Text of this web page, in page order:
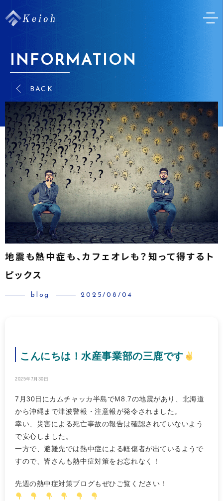
INFORMATION
BACK
地震も熱中症も、カフェオレも？知って得するト
ピックス
blog 2025/08/04
こんにちは！水産事業部の三鹿です
2025年7月30日
7月30日にカムチャッカ半島でM8.7の地震があり、北海道
から沖縄まで津波警報・注意報が発令されました。
幸い、災害による死亡事故の報告は確認されていないよう
で安心しました。
一方で、避難先では熱中症による軽傷者が出ているようで
すので、皆さんも熱中症対策をお忘れなく！
先週の熱中症対策ブログもぜひご覧ください！